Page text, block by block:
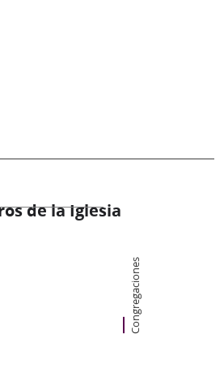
de la Iglesia
Congregaciones